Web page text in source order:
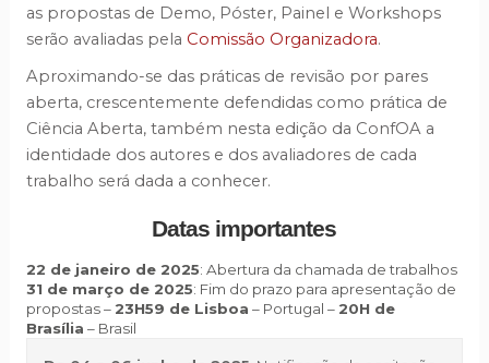
as propostas de Demo, Póster, Painel e Workshops
serão avaliadas pela Comissão Organizadora.
Aproximando-se das práticas de revisão por pares
aberta, crescentemente defendidas como prática de
Ciência Aberta, também nesta edição da ConfOA a
identidade dos autores e dos avaliadores de cada
trabalho será dada a conhecer.
Datas importantes
22 de janeiro de 2025: Abertura da chamada de trabalhos
31 de março de 2025: Fim do prazo para apresentação de
propostas –23H59 de Lisboa – Portugal –20H de
Brasília – Brasil